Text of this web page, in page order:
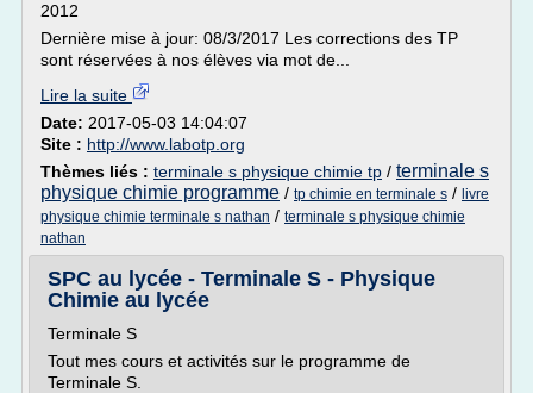
2012
Dernière mise à jour: 08/3/2017 Les corrections des TP
sont réservées à nos élèves via mot de...
Lire la suite
Date: 2017-05-03 14:04:07
Site : http://www.labotp.org
Thèmes liés : terminale s physique chimie tp / terminale s
physique chimie programme / tp chimie en terminale s / livre
physique chimie terminale s nathan / terminale s physique chimie
nathan
SPC au lycée - Terminale S - Physique
Chimie au lycée
Terminale S
Tout mes cours et activités sur le programme de
Terminale S.